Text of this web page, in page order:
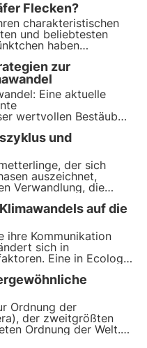
Flecken?
charakteristischen
und beliebtesten
haben
Und welche
Artikel
Fragen zu
zur
Eine aktuelle
wertvollen Bestäuber
Königreich
Artikel mehr über
die Auswirkungen
und
der sich
auszeichnet,
Verwandlung, die
Metamorphose
Artikel mehr über
und entdecken Sie
das Gedächtnis
auf die
ihre Kommunikation
sich in
Eine in Ecology
untersucht, wie
Farben auswirkt
und
beeinflusst.
Ordnung der
der zweitgrößten
Ordnung der Welt.
Schmetterlinge